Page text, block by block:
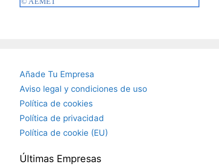
Añade Tu Empresa
Aviso legal y condiciones de uso
Política de cookies
Política de privacidad
Política de cookie (EU)
Últimas Empresas